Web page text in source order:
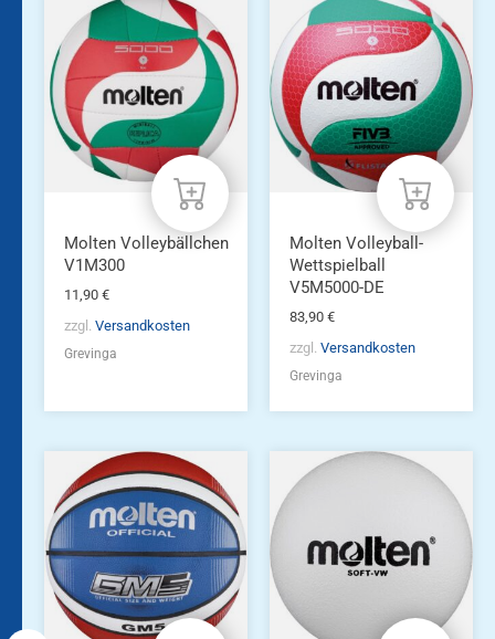
Molten Volleybällchen
V1M300
11,90 €
zzgl. Versandkosten
Grevinga
Molten Volleyball-
Wettspielball
V5M5000-DE
83,90 €
zzgl. Versandkosten
Grevinga